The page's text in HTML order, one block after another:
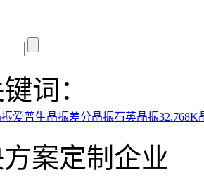
词：
爱普生晶振差分晶振石英晶振32.768K
案定制企业